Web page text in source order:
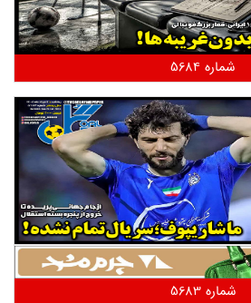
شماره 5684
شماره 5683